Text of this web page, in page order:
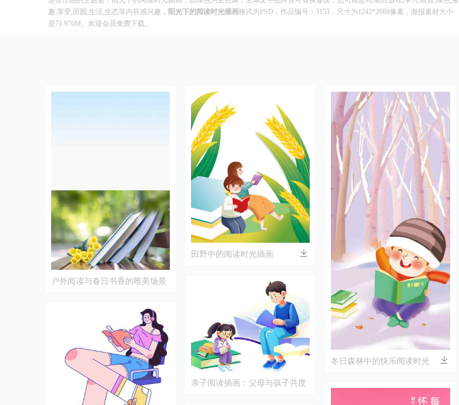
趣,享受,田园,生活,生态等内容感兴趣， 阳光下的阅读时光插画格式为PSD，作品编号：3153，尺寸为1242*2688像素，海报素材大小
是71.976M。欢迎会员免费下载。
户外阅读与春日书香的唯美场景
田野中的阅读时光插画
亲子阅读插画：父母与孩子共度
冬日森林中的快乐阅读时光